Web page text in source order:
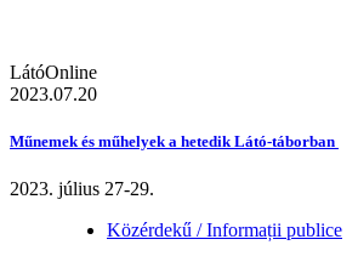
LátóOnline
2023.07.20
Műnemek és műhelyek a hetedik Látó-táborban
2023. július 27-29.
Közérdekű / Informații publice